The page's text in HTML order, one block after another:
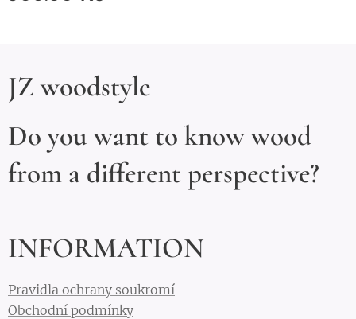
JZ woodstyle
Do you want to know wood
from a different perspective?
INFORMATION
Pravidla ochrany soukromí
Obchodní podmínky